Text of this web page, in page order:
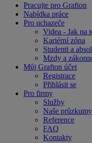
Pracujte pro Grafton
Nabídka práce
Pro uchazeče
Videa - Jak na
Kariérní zóna
Studenti a
Mzdy a
Můj Grafton účet
Registrace
Přihlásit se
Pro firmy
Služby
Naše průzkumy
Reference
FAQ
Kontakty